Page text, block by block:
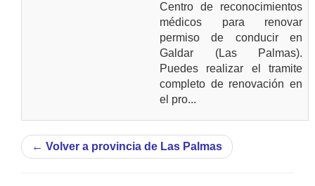
Centro de reconocimientos
médicos para renovar
permiso de conducir en
Galdar (Las Palmas).
Puedes realizar el tramite
completo de renovación en
el pro...
← Volver a provincia de Las Palmas